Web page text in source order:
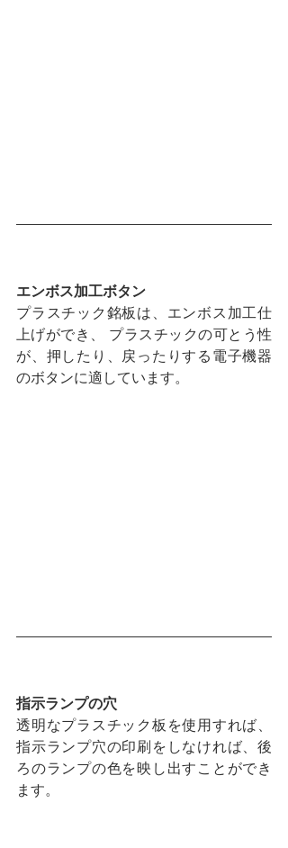
エンボス加工ボタン
プラスチック銘板は、エンボス加工仕
上げができ、 プラスチックの可とう性
が、押したり、戻ったりする電子機器
のボタンに適しています。
指示ランプの穴
透明なプラスチック板を使用すれば、
指示ランプ穴の印刷をしなければ、後
ろのランプの色を映し出すことができ
ます。